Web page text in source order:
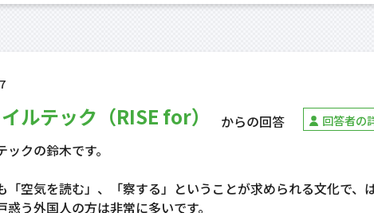
ルテック（RISE for） からの回答 回答者の
クの鈴木です。
「空気を読む」、「察する」ということが求められる文化で、
惑う外国人の方は非常に多いです。